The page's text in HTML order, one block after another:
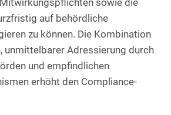
sowie die
auf behördliche
zu können. Die Kombination
unmittelbarer Adressierung durch
und empfindlichen
erhöht den Compliance-